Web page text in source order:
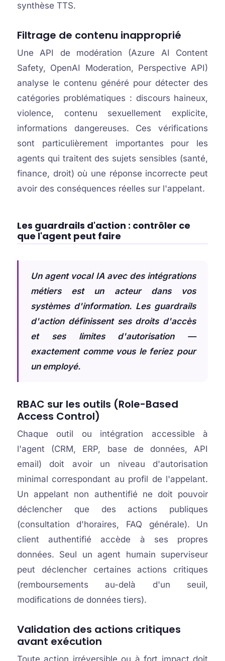
synthèse TTS.
Filtrage de contenu inapproprié
Une API de modération (Azure AI Content
Safety, OpenAI Moderation, Perspective API)
analyse le contenu généré pour détecter des
catégories problématiques : discours haineux,
violence, contenu sexuellement explicite,
informations dangereuses. Ces vérifications
sont particulièrement importantes pour les
agents qui traitent des sujets sensibles (santé,
finance, droit) où une réponse incorrecte peut
avoir des conséquences réelles sur l'appelant.
Les guardrails d'action : contrôler ce
que l'agent peut faire
Un agent vocal IA avec des intégrations
métiers est un acteur dans vos
systèmes d'information. Les guardrails
d'action définissent ses droits d'accès
et ses limites d'autorisation —
exactement comme vous le feriez pour
un employé.
RBAC sur les outils (Role-Based
Access Control)
Chaque outil ou intégration accessible à
l'agent (CRM, ERP, base de données, API
email) doit avoir un niveau d'autorisation
minimal correspondant au profil de l'appelant.
Un appelant non authentifié ne doit pouvoir
déclencher que des actions publiques
(consultation d'horaires, FAQ générale). Un
client authentifié accède à ses propres
données. Seul un agent humain superviseur
peut déclencher certaines actions critiques
(remboursements au-delà d'un seuil,
modifications de données tiers).
Validation des actions critiques
avant exécution
Toute action irréversible ou à fort impact doit